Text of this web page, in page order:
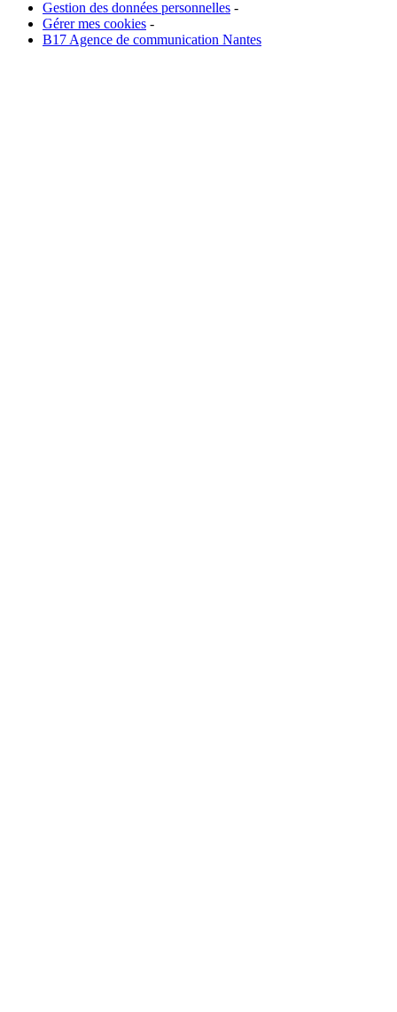
Gestion des données personnelles -
Gérer mes cookies -
B17 Agence de communication Nantes